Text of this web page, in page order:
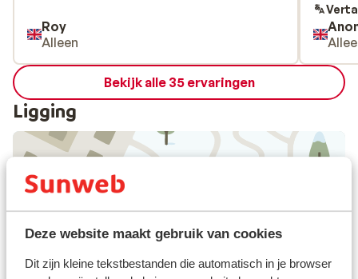
Deze website maakt gebruik van cookies
Dit zijn kleine tekstbestanden die automatisch in je browser
Roy
Alleen
and
option
Bekijk alle 35 ervaringen
Ligging